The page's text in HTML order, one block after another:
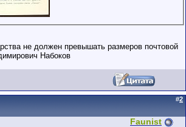
не должен превышать размеров почтовой
Набоков
#2
Faunist